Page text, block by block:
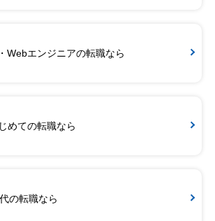
Webエンジニアの転職なら
めての転職なら
の転職なら